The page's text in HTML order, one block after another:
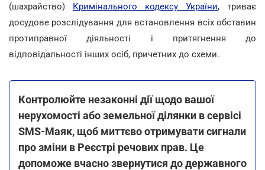
(шахрайство) Кримінального кодексу України, триває
досудове розслідування для встановлення всіх обставин
протиправної діяльності і притягнення до
відповідальності інших осіб, причетних до схеми.
Контролюйте незаконні дії щодо вашої
нерухомості або земельної ділянки в сервісі
SMS-Маяк, щоб миттєво отримувати сигнали
про зміни в Реєстрі речових прав. Це
допоможе вчасно звернутися до державного